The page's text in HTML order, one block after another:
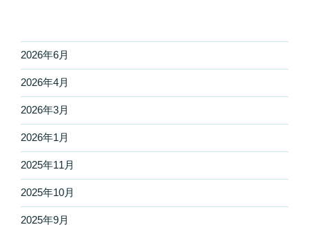
ー
シ
ョ
ン
2026年6月
2026年4月
2026年3月
2026年1月
2025年11月
2025年10月
2025年9月